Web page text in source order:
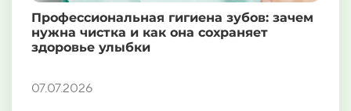
Профессиональная гигиена зубов: зачем
нужна чистка и как она сохраняет
здоровье улыбки
07.07.2026